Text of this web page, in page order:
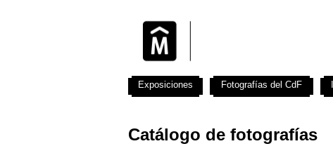
Catálogo de fotografías
Exposiciones Fotografías del CdF